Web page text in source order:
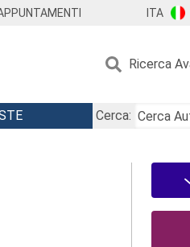
ITA
Ricerca
Cerca: